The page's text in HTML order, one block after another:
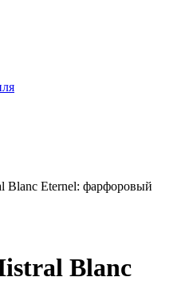
Blanc Eternel: фарфоровый
Blanc